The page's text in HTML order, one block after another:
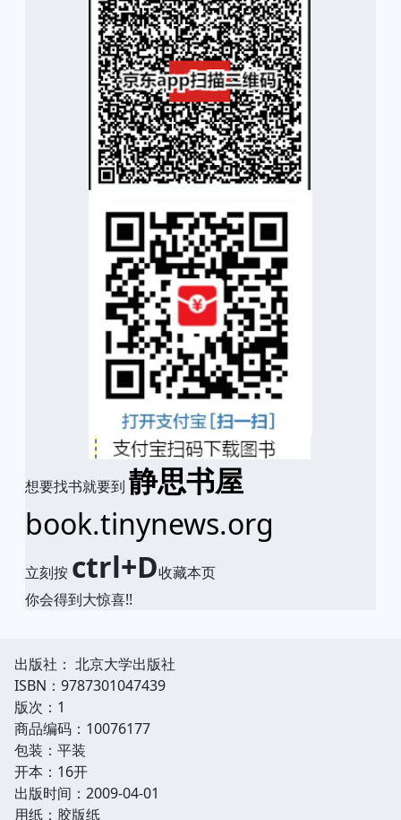
想要找书就要到 静思书屋
book.tinynews.org
立刻按 ctrl+D收藏本页
你会得到大惊喜!!
出版社： 北京大学出版社
ISBN：9787301047439
版次：1
商品编码：10076177
包装：平装
开本：16开
出版时间：2009-04-01
用纸：胶版纸